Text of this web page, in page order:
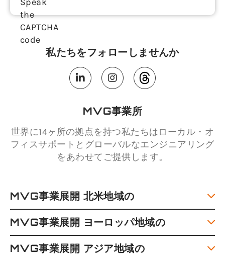
私たちをフォローしませんか
MVG事業所
世界に14ヶ所の拠点を持つ私たちはローカル・オ
フィスサポートとグローバルなエンジニアリング
をあわせてご提供します。
MVG事業展開 北米地域の
MVG事業展開 ヨーロッパ地域の
MVG事業展開 アジア地域の